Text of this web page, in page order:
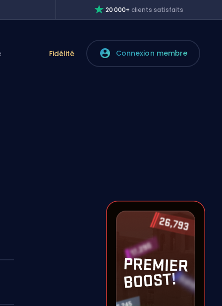
20 000+clients satisfaits
Fidélité Connexion membre